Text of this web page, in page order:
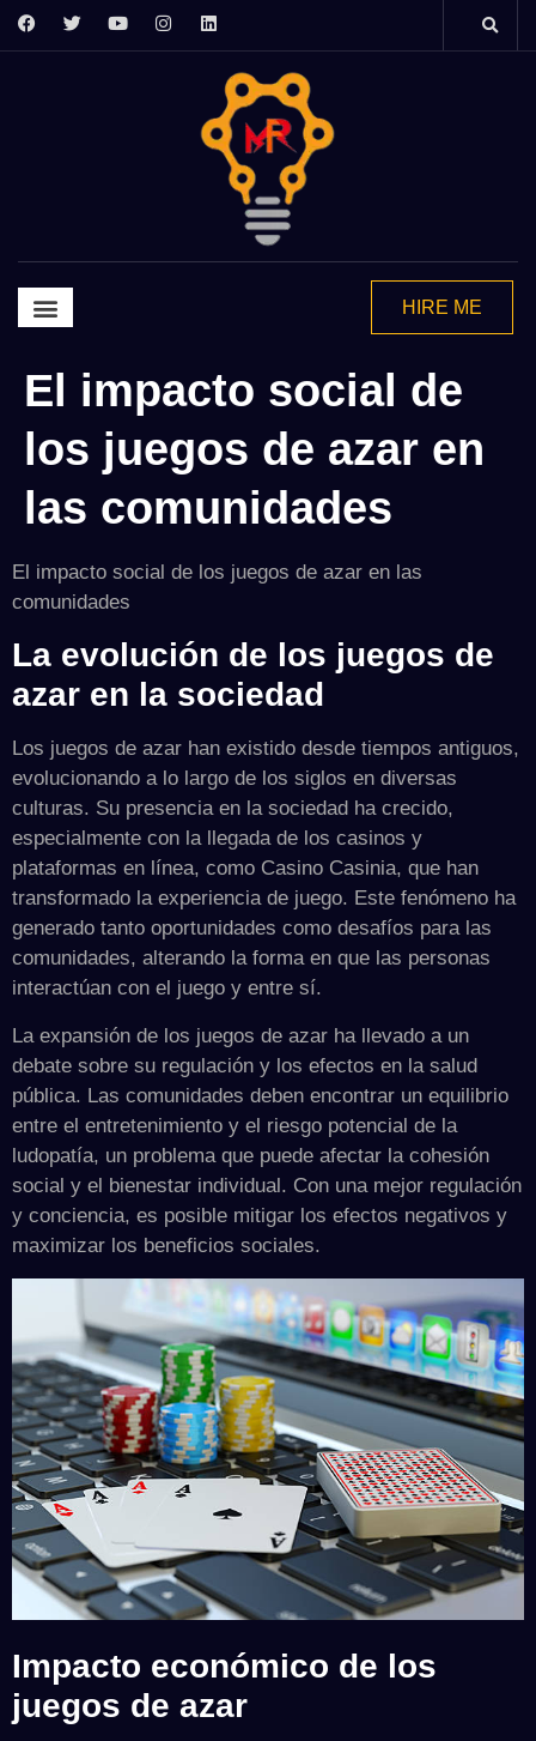
HIRE ME
El impacto social de
los juegos de azar en
las comunidades
El impacto social de los juegos de azar en las
comunidades
La evolución de los juegos de
azar en la sociedad
Los juegos de azar han existido desde tiempos antiguos,
evolucionando a lo largo de los siglos en diversas
culturas. Su presencia en la sociedad ha crecido,
especialmente con la llegada de los casinos y
plataformas en línea, como Casino Casinia, que han
transformado la experiencia de juego. Este fenómeno ha
generado tanto oportunidades como desafíos para las
comunidades, alterando la forma en que las personas
interactúan con el juego y entre sí.
La expansión de los juegos de azar ha llevado a un
debate sobre su regulación y los efectos en la salud
pública. Las comunidades deben encontrar un equilibrio
entre el entretenimiento y el riesgo potencial de la
ludopatía, un problema que puede afectar la cohesión
social y el bienestar individual. Con una mejor regulación
y conciencia, es posible mitigar los efectos negativos y
maximizar los beneficios sociales.
Impacto económico de los
juegos de azar